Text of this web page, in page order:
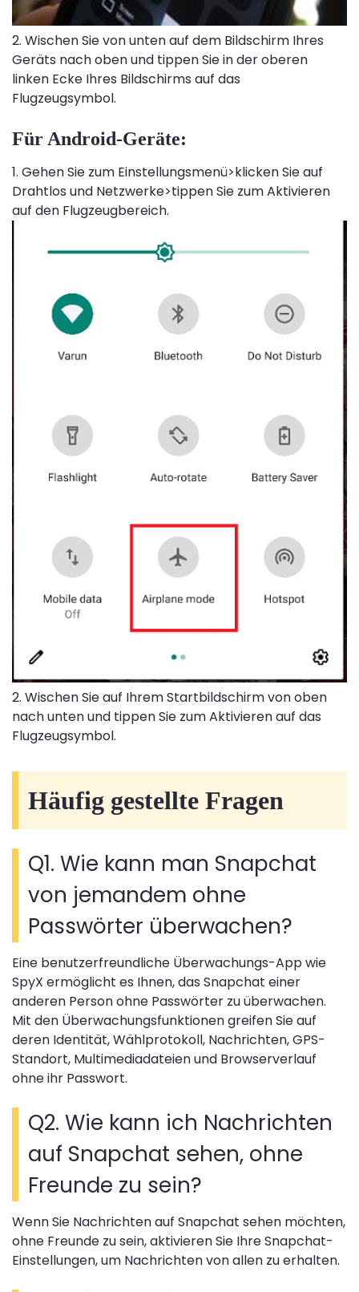
2. Wischen Sie von unten auf dem Bildschirm Ihres
Geräts nach oben und tippen Sie in der oberen
linken Ecke Ihres Bildschirms auf das
Flugzeugsymbol.
Für Android-Geräte:
1. Gehen Sie zum Einstellungsmenü>klicken Sie auf
Drahtlos und Netzwerke>tippen Sie zum Aktivieren
auf den Flugzeugbereich.
2. Wischen Sie auf Ihrem Startbildschirm von oben
nach unten und tippen Sie zum Aktivieren auf das
Flugzeugsymbol.
Häufig gestellte Fragen
Q1. Wie kann man Snapchat
von jemandem ohne
Passwörter überwachen?
Eine benutzerfreundliche Überwachungs-App wie
SpyX ermöglicht es Ihnen, das Snapchat einer
anderen Person ohne Passwörter zu überwachen.
Mit den Überwachungsfunktionen greifen Sie auf
deren Identität, Wählprotokoll, Nachrichten, GPS-
Standort, Multimediadateien und Browserverlauf
ohne ihr Passwort.
Q2. Wie kann ich Nachrichten
auf Snapchat sehen, ohne
Freunde zu sein?
Wenn Sie Nachrichten auf Snapchat sehen möchten,
ohne Freunde zu sein, aktivieren Sie Ihre Snapchat-
Einstellungen, um Nachrichten von allen zu erhalten.